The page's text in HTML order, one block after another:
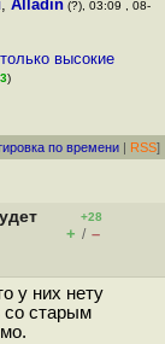
, Alladin(?), 03:09 , 08-
высокие
)
по времени | RSS]
+28
+ / –
у них нету
со старым